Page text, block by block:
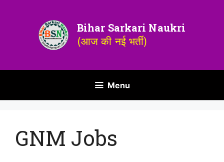
Bihar Sarkari Naukri
(आज की नई भर्ती)
Menu
GNM Jobs